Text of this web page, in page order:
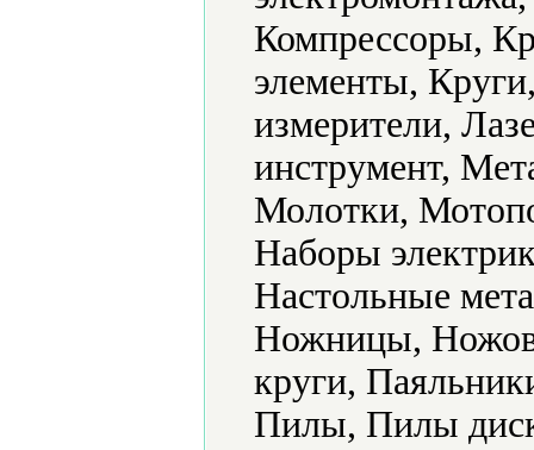
Компрессоры,
элементы,
измерители,
инструмент,
Молотки,
Наборы
Настольные
Ножницы,
круги,
Пилы, Пилы